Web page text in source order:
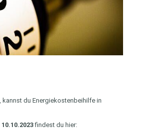
du Energiekostenbeihilfe in
findest du hier: